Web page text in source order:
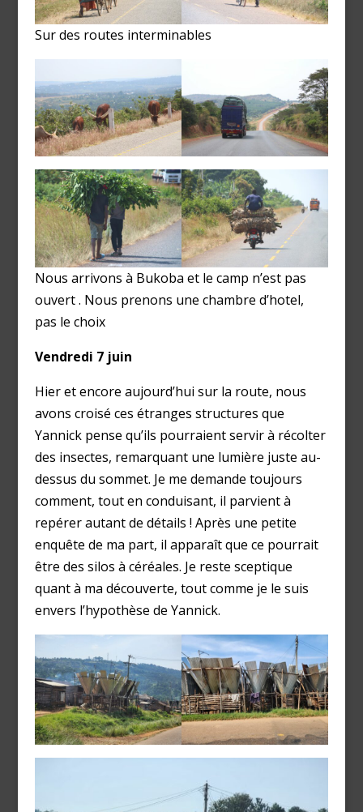
Sur des routes interminables
Nous arrivons à Bukoba et le camp n’est pas
ouvert . Nous prenons une chambre d’hotel,
pas le choix
Vendredi 7 juin
Hier et encore aujourd’hui sur la route, nous
avons croisé ces étranges structures que
Yannick pense qu’ils pourraient servir à récolter
des insectes, remarquant une lumière juste au-
dessus du sommet. Je me demande toujours
comment, tout en conduisant, il parvient à
repérer autant de détails ! Après une petite
enquête de ma part, il apparaît que ce pourrait
être des silos à céréales. Je reste sceptique
quant à ma découverte, tout comme je le suis
envers l’hypothèse de Yannick.